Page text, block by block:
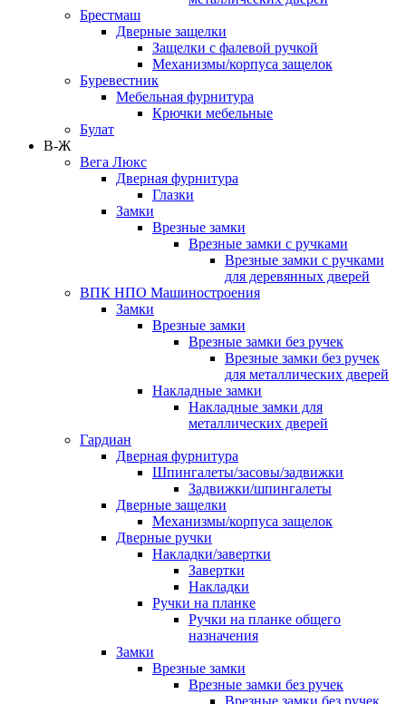
Брестмаш
Дверные защелки
Защелки с фалевой ручкой
Механизмы/корпуса защелок
Буревестник
Мебельная фурнитура
Крючки мебельные
Булат
В-Ж
Вега Люкс
Дверная фурнитура
Глазки
Замки
Врезные замки
Врезные замки с ручками
Врезные замки с ручками
для деревянных дверей
ВПК НПО Машиностроения
Замки
Врезные замки
Врезные замки без ручек
Врезные замки без ручек
для металлических дверей
Накладные замки
Накладные замки для
металлических дверей
Гардиан
Дверная фурнитура
Шпингалеты/засовы/задвижки
Задвижки/шпингалеты
Дверные защелки
Механизмы/корпуса защелок
Дверные ручки
Накладки/завертки
Завертки
Накладки
Ручки на планке
Ручки на планке общего
назначения
Замки
Врезные замки
Врезные замки без ручек